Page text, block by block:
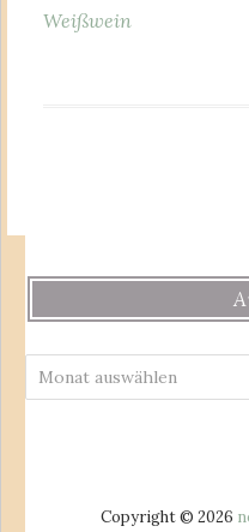
Weißwein
Copyright © 2026